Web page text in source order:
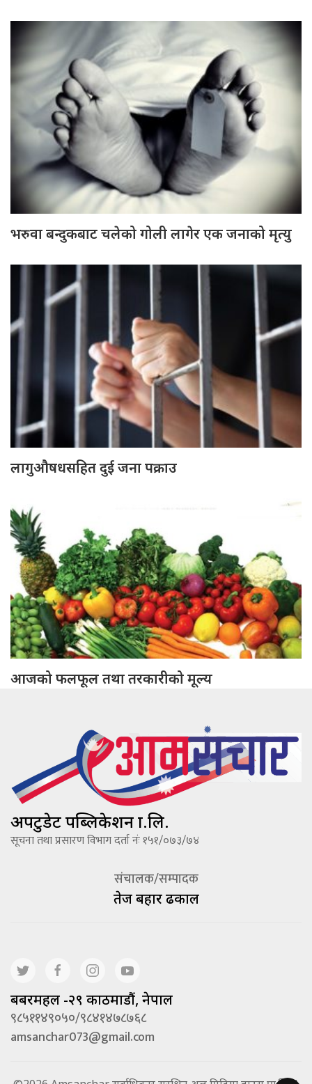
भरुवा बन्दुकबाट चलेको गोली लागेर एक जनाको मृत्यु
लागुऔषधसहित दुई जना पक्राउ
आजको फलफूल तथा तरकारीको मूल्य
अपटुडेट पब्लिकेशन प्रा.लि.
सूचना तथा प्रसारण विभाग दर्ता नंः १५१/०७३/७४
संचालक/सम्पादक
तेज बहादूर ढकाल
बबरमहल -२९ काठमाडौं, नेपाल
९८५११४९०५०/९८४१४७८७६८
amsanchar073@gmail.com